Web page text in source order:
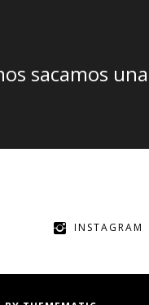
sacamos
INSTAGRAM